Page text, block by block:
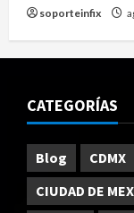
soporteinfix
CATEGORÍAS
Blog CDMX
CIUDAD DE